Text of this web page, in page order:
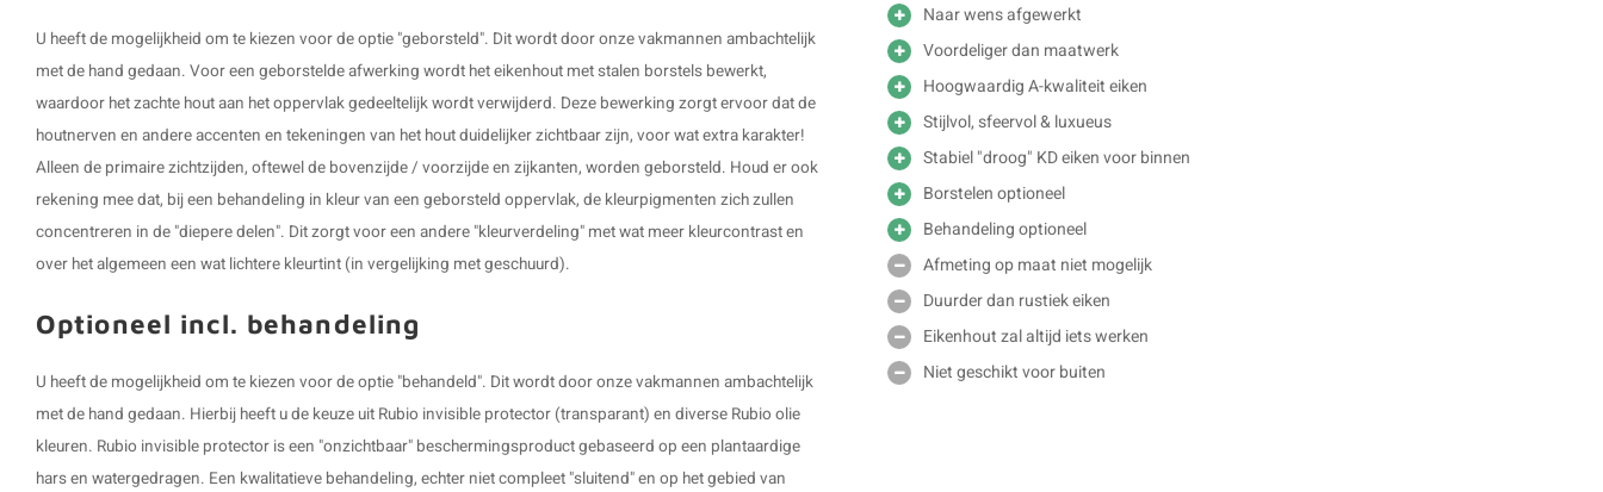
U heeft de mogelijkheid om te kiezen voor de optie "geborsteld". Dit wordt door onze vakmannen ambachtelijk
met de hand gedaan. Voor een geborstelde afwerking wordt het eikenhout met stalen borstels bewerkt,
waardoor het zachte hout aan het oppervlak gedeeltelijk wordt verwijderd. Deze bewerking zorgt ervoor dat de
houtnerven en andere accenten en tekeningen van het hout duidelijker zichtbaar zijn, voor wat extra karakter!
Alleen de primaire zichtzijden, oftewel de bovenzijde / voorzijde en zijkanten, worden geborsteld. Houd er ook
rekening mee dat, bij een behandeling in kleur van een geborsteld oppervlak, de kleurpigmenten zich zullen
concentreren in de "diepere delen". Dit zorgt voor een andere "kleurverdeling" met wat meer kleurcontrast en
over het algemeen een wat lichtere kleurtint (in vergelijking met geschuurd).
Optioneel incl. behandeling
U heeft de mogelijkheid om te kiezen voor de optie "behandeld". Dit wordt door onze vakmannen ambachtelijk
met de hand gedaan. Hierbij heeft u de keuze uit Rubio invisible protector (transparant) en diverse Rubio olie
kleuren. Rubio invisible protector is een "onzichtbaar" beschermingsproduct gebaseerd op een plantaardige
hars en watergedragen. Een kwalitatieve behandeling, echter niet compleet "sluitend" en op het gebied van
Naar wens afgewerkt
Voordeliger dan maatwerk
Hoogwaardig A-kwaliteit eiken
Stijlvol, sfeervol & luxueus
Stabiel "droog" KD eiken voor binnen
Borstelen optioneel
Behandeling optioneel
Afmeting op maat niet mogelijk
Duurder dan rustiek eiken
Eikenhout zal altijd iets werken
Niet geschikt voor buiten